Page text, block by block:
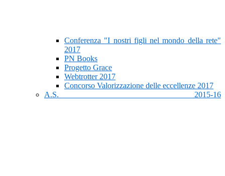
Conferenza "I nostri figli nel mondo della rete"
2017
PN Books
Progetto Grace
Webtrotter 2017
Concorso Valorizzazione delle eccellenze 2017
A.S. 2015-16